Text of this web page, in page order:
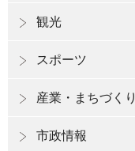
観光
スポーツ
産業・まちづくり
市政情報